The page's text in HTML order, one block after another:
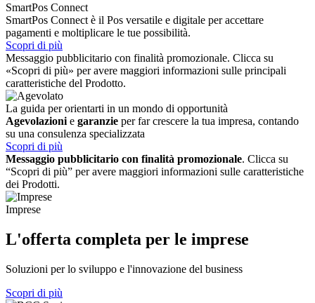
SmartPos Connect
SmartPos Connect è il Pos versatile e digitale per accettare
pagamenti e moltiplicare le tue possibilità.
Scopri di più
Messaggio pubblicitario con finalità promozionale. Clicca su
«Scopri di più» per avere maggiori informazioni sulle principali
caratteristiche del Prodotto.
La guida per orientarti in un mondo di opportunità
Agevolazioni e garanzie per far crescere la tua impresa, contando
su una consulenza specializzata
Scopri di più
Messaggio pubblicitario con finalità promozionale. Clicca su
“Scopri di più” per avere maggiori informazioni sulle caratteristiche
dei Prodotti.
Imprese
L'offerta completa per le imprese
Soluzioni per lo sviluppo e l'innovazione del business
Scopri di più